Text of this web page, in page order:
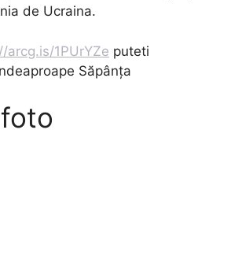
de Ucraina.
arcg.is/1PUrYZe puteti
Săpânța